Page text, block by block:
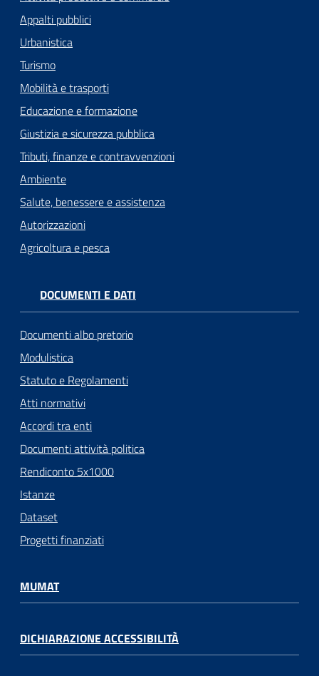
Appalti pubblici
Urbanistica
Turismo
Mobilità e trasporti
Educazione e formazione
Giustizia e sicurezza pubblica
Tributi, finanze e contravvenzioni
Ambiente
Salute, benessere e assistenza
Autorizzazioni
Agricoltura e pesca
DOCUMENTI E DATI
Documenti albo pretorio
Modulistica
Statuto e Regolamenti
Atti normativi
Accordi tra enti
Documenti attività politica
Rendiconto 5x1000
Istanze
Dataset
Progetti finanziati
MUMAT
DICHIARAZIONE ACCESSIBILITÀ